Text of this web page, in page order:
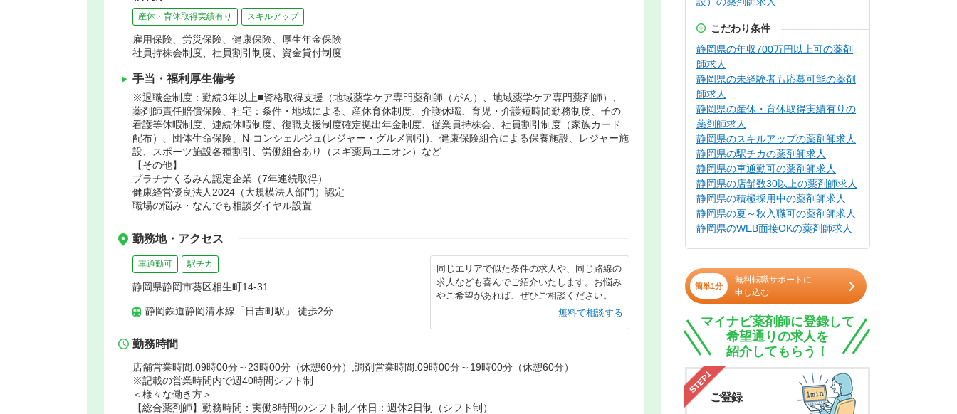
産休・育休取得実績有り スキルアップ
雇用保険、労災保険、健康保険、厚生年金保険
社員持株会制度、社員割引制度、資金貸付制度
手当・福利厚生備考
※退職金制度：勤続3年以上■資格取得支援（地域薬学ケア専門薬剤師（がん）、地域薬学ケア専門薬剤師）、
薬剤師責任賠償保険、社宅：条件・地域による、産休育休制度、介護休職、育児・介護短時間勤務制度、子の
看護等休暇制度、連続休暇制度、復職支援制度確定拠出年金制度、従業員持株会、社員割引制度（家族カード
配布）、団体生命保険、N-コンシェルジュ(レジャー・グルメ割引)、健康保険組合による保養施設、レジャー施
設、スポーツ施設各種割引、労働組合あり（スギ薬局ユニオン）など
【その他】
プラチナくるみん認定企業（7年連続取得）
健康経営優良法人2024（大規模法人部門）認定
職場の悩み・なんでも相談ダイヤル設置
勤務地・アクセス
車通勤可 駅チカ
静岡県静岡市葵区相生町14-31
静岡鉄道静岡清水線「日吉町駅」 徒歩2分
同じエリアで似た条件の求人や、同じ路線の
求人なども喜んでご紹介いたします。お悩み
やご希望があれば、ぜひご相談ください。
無料で相談する
勤務時間
店舗営業時間:09時00分～23時00分（休憩60分）,調剤営業時間:09時00分～19時00分（休憩60分）
※記載の営業時間内で週40時間シフト制
＜様々な働き方＞
【総合薬剤師】勤務時間：実働8時間のシフト制／休日：週休2日制（シフト制）
こだわり条件
静岡県の年収700万円以上可の薬剤
師求人
静岡県の未経験者も応募可能の薬剤
師求人
静岡県の産休・育休取得実績有りの
薬剤師求人
静岡県のスキルアップの薬剤師求人
静岡県の駅チカの薬剤師求人
静岡県の車通勤可の薬剤師求人
静岡県の店舗数30以上の薬剤師求人
静岡県の積極採用中の薬剤師求人
静岡県の夏～秋入職可の薬剤師求人
静岡県のWEB面接OKの薬剤師求人
簡単1分
無料転職サポートに
申し込む
マイナビ薬剤師に登録して
希望通りの求人を
紹介してもらう！
STEP1
ご登録